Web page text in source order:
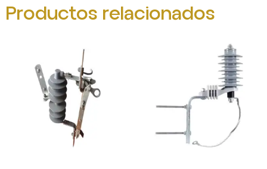
Productos relacionados